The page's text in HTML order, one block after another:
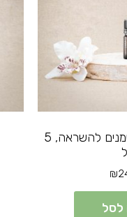
תשוקה, תערובת שמנים להשראה, 5
₪
לסל